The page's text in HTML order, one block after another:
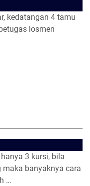
kedatangan 4 tamu
losmen
3 kursi, bila
maka banyaknya cara
…